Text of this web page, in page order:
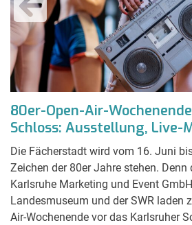
80er-Open-Air-
Schloss: Ausstellung, Live-
Die Fächerstadt wird vom 16. Juni
Zeichen der 80er Jahre stehen.
Karlsruhe Marketing und Event
Landesmuseum und der SWR laden
Air-Wochenende vor das Karlsruher